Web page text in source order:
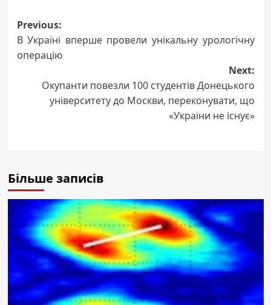
Post
navigation
Previous:
В Україні вперше провели унікальну урологічну
операцію
Next:
Окупанти повезли 100 студентів Донецького
університету до Москви, переконувати, що
«України не існує»
Більше записів